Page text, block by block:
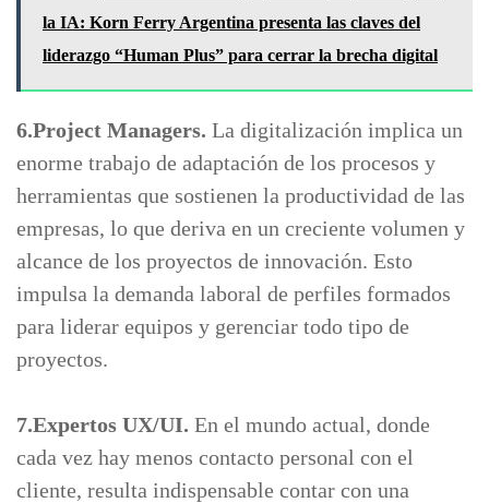
la IA: Korn Ferry Argentina presenta las claves del
liderazgo “Human Plus” para cerrar la brecha digital
6.Project Managers. La digitalización implica un
enorme trabajo de adaptación de los procesos y
herramientas que sostienen la productividad de las
empresas, lo que deriva en un creciente volumen y
alcance de los proyectos de innovación. Esto
impulsa la demanda laboral de perfiles formados
para liderar equipos y gerenciar todo tipo de
proyectos.
7.Expertos UX/UI. En el mundo actual, donde
cada vez hay menos contacto personal con el
cliente, resulta indispensable contar con una